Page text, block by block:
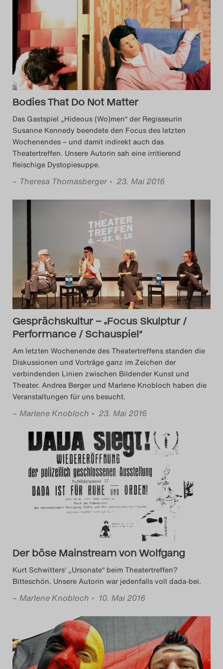
Das Theatertreffen-Blog
2014
Das Theatertreffen-Blog
2015
Das Theatertreffen-Blog
2016
Das Theatertreffen-Blog
2017
Das Theatertreffen-Blog
2018
Das Theatertreffen-Blog
2018 Alumni
Das Theatertreffen-Blog
2019
Das Theatertreffen-Blog
2020
Das Theatertreffen-Blog
2021
Das Theatertreffen-Blog
2022
Das Theatertreffen-Blog
2023
Das Theatertreffen-Blog
2024
Das Theatertreffen-Blog
2025
Das Theatertreffen-Blog
Archiv
Impressum
Nutzungsbedingungen
Bodies That Do Not Matter
Das Gastspiel „Hideous (Wo)men“ der Regisseurin
Susanne Kennedy beendete den Focus des letzten
Wochenendes – und damit indirekt auch das
Theatertreffen. Unsere Autorin sah eine irritierend
fleischige Dystopiesuppe.
– Theresa Thomasberger • 23. Mai 2016
Gesprächskultur – „Focus Skulptur /
Performance / Schauspiel“
Am letzten Wochenende des Theatertreffens standen die
Diskussionen und Vorträge ganz im Zeichen der
verbindenden Linien zwischen Bildender Kunst und
Theater. Andrea Berger und Marlene Knobloch haben die
Veranstaltungen für uns besucht.
– Marlene Knobloch • 23. Mai 2016
Der böse Mainstream von Wolfgang
Kurt Schwitters‘ „Ursonate“ beim Theatertreffen?
Bitteschön. Unsere Autorin war jedenfalls voll dada-bei.
– Marlene Knobloch • 10. Mai 2016